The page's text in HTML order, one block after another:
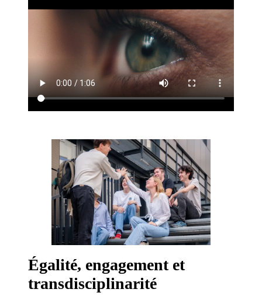
Égalité, engagement et
transdisciplinarité